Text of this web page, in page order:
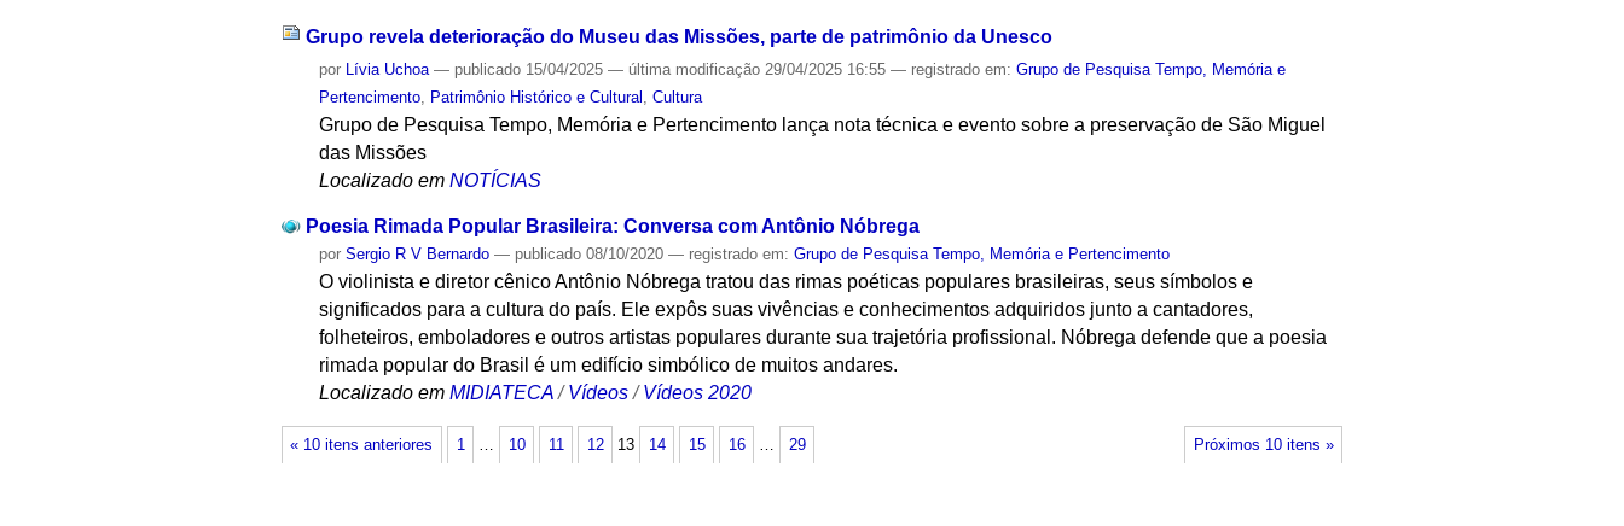
Grupo revela deterioração do Museu das Missões, parte de patrimônio da Unesco
por Lívia Uchoa— publicado 15/04/2025— última modificação 29/04/2025 16:55— registrado em:Grupo de Pesquisa Tempo, Memória e
Pertencimento Patrimônio Histórico e Cultural ,Cultura
Grupo de Pesquisa Tempo, Memória e Pertencimento lança nota técnica e evento sobre a preservação de São Miguel
das Missões
Localizado em NOTÍCIAS
Poesia Rimada Popular Brasileira: Conversa com Antônio Nóbrega
porSergio R V Bernardo — publicado 08/10/2020— registrado em:Grupo de Pesquisa Tempo, Memória e Pertencimento
O violinista e diretor cênico Antônio Nóbrega tratou das rimas poéticas populares brasileiras, seus símbolos e
significados para a cultura do país. Ele expôs suas vivências e conhecimentos adquiridos junto a cantadores,
folheteiros, emboladores e outros artistas populares durante sua trajetória profissional. Nóbrega defende que a poesia
rimada popular do Brasil é um edifício simbólico de muitos andares.
Localizado em MIDIATECA /Vídeos /Vídeos 2020
« 10 itens anteriores Próximos 10 itens »
1 10 11 12 13 14 15 16 29